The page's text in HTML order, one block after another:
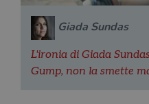
Giada Sundas
L'ironia di Giada
Gump, non la smette